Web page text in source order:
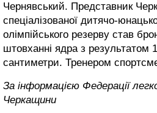
Чернявський. Представник
спеціалізованої дитячо-
олімпійського резерву став
штовханні ядра з результатом
сантиметри. Тренером
За інформацією Федерації
Черкащини